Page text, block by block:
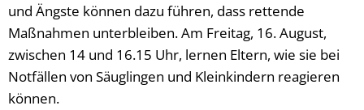
und Ängste können dazu führen, dass rettende
Maßnahmen unterbleiben. Am Freitag, 16. August,
zwischen 14 und 16.15 Uhr, lernen Eltern, wie sie bei
Notfällen von Säuglingen und Kleinkindern reagieren
können.